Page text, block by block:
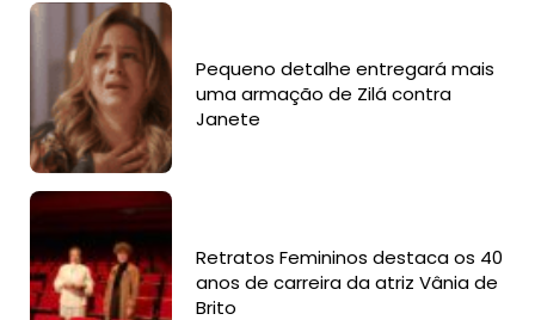
Pequeno detalhe entregará mais
uma armação de Zilá contra
Janete
Retratos Femininos destaca os 40
anos de carreira da atriz Vânia de
Brito